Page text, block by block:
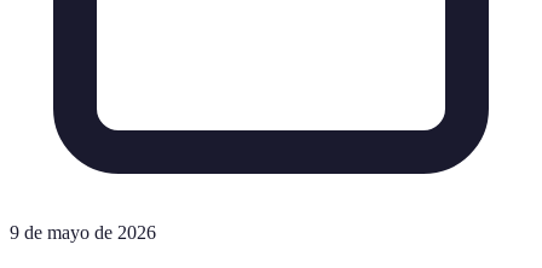
9 de mayo de 2026